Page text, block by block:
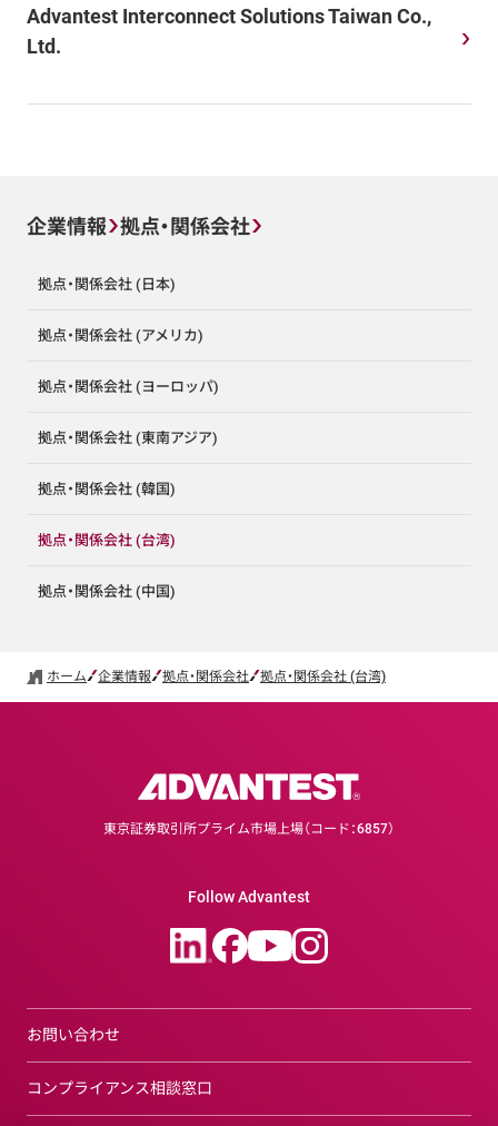
Advantest Interconnect Solutions Taiwan Co.,
Ltd.
企業情報 拠点・関係会社
拠点・関係会社 (日本)
拠点・関係会社 (アメリカ)
拠点・関係会社 (ヨーロッパ)
拠点・関係会社 (東南アジア)
拠点・関係会社 (韓国)
拠点・関係会社 (台湾)
拠点・関係会社 (中国)
ホーム 企業情報 拠点・関係会社 拠点・関係会社 (台湾)
東京証券取引所プライム市場上場（コード：6857）
Follow Advantest
お問い合わせ
コンプライアンス相談窓口